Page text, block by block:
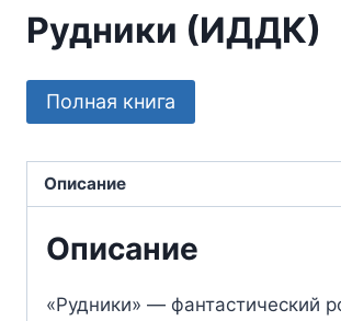
Рудники (ИДДК)
Полная книга
Описание
Описание
«Рудники» — фантастический